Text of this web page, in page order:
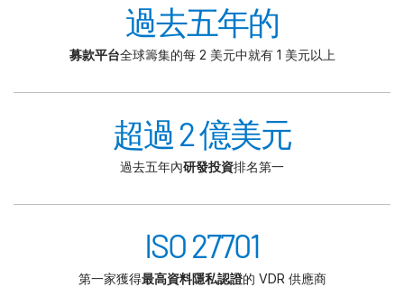
過去五年的
募款平台全球籌集的每 2 美元中就有 1 美元以上
超過 2 億美元
過去五年內研發投資排名第一
ISO 27701
第一家獲得最高資料隱私認證的 VDR 供應商